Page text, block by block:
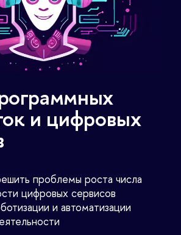
и цифровых
проблемы роста числа
цифровых сервисов
и автоматизации